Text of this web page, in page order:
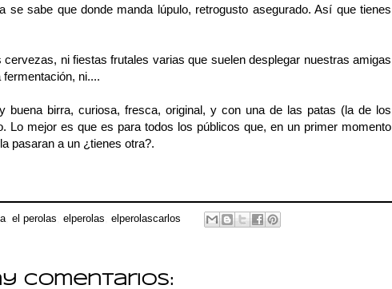
sabe que donde manda lúpulo, retrogusto asegurado. Así que tienes
ni fiestas frutales varias que suelen desplegar nuestras amigas
ni....
buena birra, curiosa, fresca, original, y con una de las patas (la de los
Lo mejor es que es para todos los públicos que, en un primer momento
pasaran a un ¿tienes otra?.
,el perolas ,elperolas ,elperolascarlos
comentarios: